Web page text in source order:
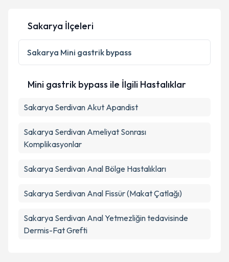
Sakarya İlçeleri
Sakarya Mini gastrik bypass
Mini gastrik bypass ile İlgili Hastalıklar
Sakarya Serdivan Akut Apandist
Sakarya Serdivan Ameliyat Sonrası
Komplikasyonlar
Sakarya Serdivan Anal Bölge Hastalıkları
Sakarya Serdivan Anal Fissür (Makat Çatlağı)
Sakarya Serdivan Anal Yetmezliğin tedavisinde
Dermis-Fat Grefti